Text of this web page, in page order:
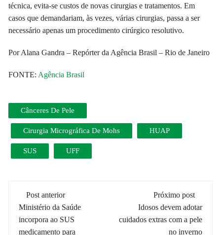
técnica, evita-se custos de novas cirurgias e tratamentos. Em
casos que demandariam, às vezes, várias cirurgias, passa a ser
necessário apenas um procedimento cirúrgico resolutivo.
Por Alana Gandra – Repórter da Agência Brasil – Rio de Janeiro
FONTE: Agência Brasil
Cânceres De Pele
Cirurgia Micrográfica De Mohs HUAP
SUS UFF
Navegação
de
Post anterior
Ministério da Saúde
incorpora ao SUS
medicamento para
Próximo post
Idosos devem adotar
cuidados extras com a pele
no inverno